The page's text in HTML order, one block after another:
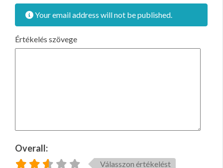
Your email address will not be published.
Értékelés szövege
Overall:
Válasszon értékelést